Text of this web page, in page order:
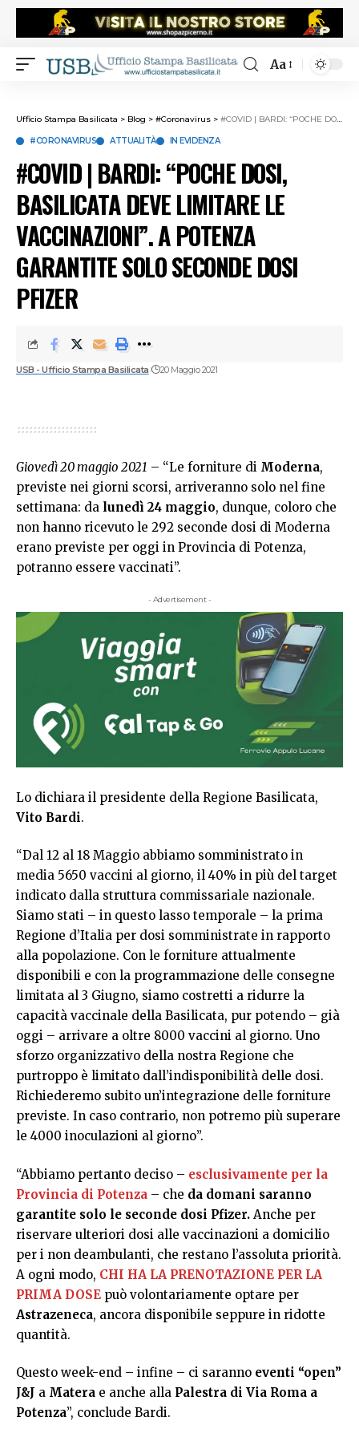
Aa
Ufficio Stampa Basilicata > Blog > #Coronavirus > #COVID | BARDI: “POCHE DOSI, BASILICATA DEVE LIMITARE LE VACCINAZIONI”. A POTENZA GARANTITE SOLO SECONDE DOSI PFIZER
#CORONAVIRUS ATTUALITÀ IN EVIDENZA
#COVID | BARDI: “POCHE DOSI,
BASILICATA DEVE LIMITARE LE
VACCINAZIONI”. A POTENZA
GARANTITE SOLO SECONDE DOSI
PFIZER
USB - Ufficio Stampa Basilicata 20 Maggio 2021
Giovedì 20 maggio 2021 – “Le forniture di Moderna,
previste nei giorni scorsi, arriveranno solo nel fine
settimana: da lunedì 24 maggio, dunque, coloro che
non hanno ricevuto le 292 seconde dosi di Moderna
erano previste per oggi in Provincia di Potenza,
potranno essere vaccinati”.
- Advertisement -
Lo dichiara il presidente della Regione Basilicata,
Vito Bardi.
“Dal 12 al 18 Maggio abbiamo somministrato in
media 5650 vaccini al giorno, il 40% in più del target
indicato dalla struttura commissariale nazionale.
Siamo stati – in questo lasso temporale – la prima
Regione d’Italia per dosi somministrate in rapporto
alla popolazione. Con le forniture attualmente
disponibili e con la programmazione delle consegne
limitata al 3 Giugno, siamo costretti a ridurre la
capacità vaccinale della Basilicata, pur potendo – già
oggi – arrivare a oltre 8000 vaccini al giorno. Uno
sforzo organizzativo della nostra Regione che
purtroppo è limitato dall’indisponibilità delle dosi.
Richiederemo subito un’integrazione delle forniture
previste. In caso contrario, non potremo più superare
le 4000 inoculazioni al giorno”.
“Abbiamo pertanto deciso – esclusivamente per la
Provincia di Potenza – che da domani saranno
garantite solo le seconde dosi Pfizer. Anche per
riservare ulteriori dosi alle vaccinazioni a domicilio
per i non deambulanti, che restano l’assoluta priorità.
A ogni modo, CHI HA LA PRENOTAZIONE PER LA
PRIMA DOSE può volontariamente optare per
Astrazeneca, ancora disponibile seppure in ridotte
quantità.
Questo week-end – infine – ci saranno eventi “open”
J&J a Matera e anche alla Palestra di Via Roma a
Potenza”, conclude Bardi.